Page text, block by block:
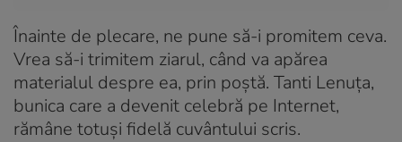
Înainte de plecare, ne pune să-i promitem ceva.
Vrea să-i trimitem ziarul, când va apărea
materialul despre ea, prin poștă. Tanti Lenuța,
bunica care a devenit celebră pe Internet,
rămâne totuși fidelă cuvântului scris.